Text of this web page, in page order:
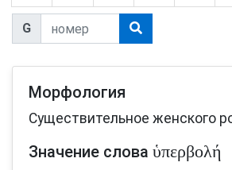
G
Морфология
Существительное женского
Значение слова ὑπερβολή